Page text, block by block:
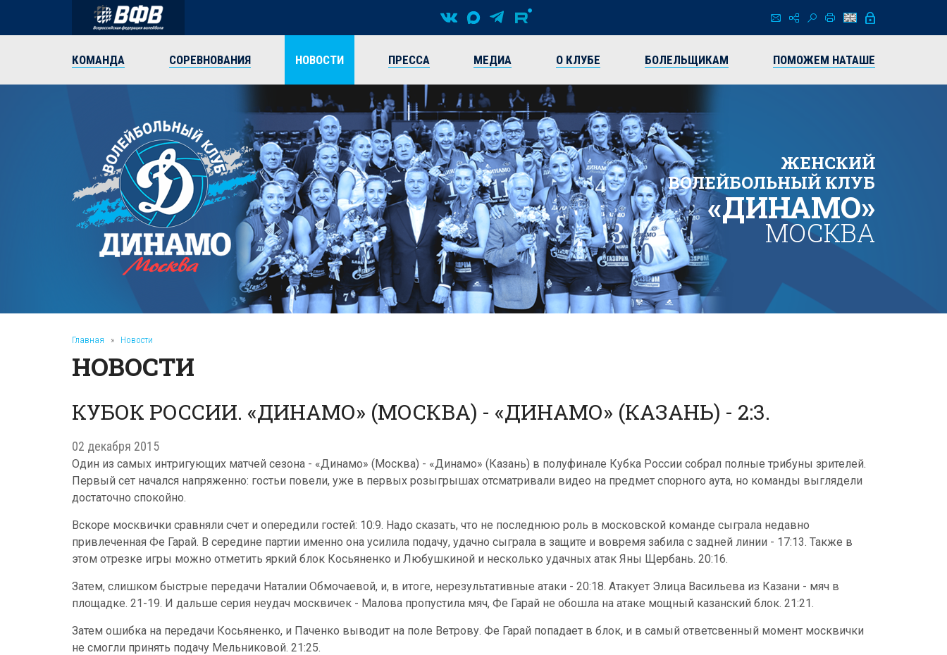
КОМАНДА СОРЕВНОВАНИЯ НОВОСТИ ПРЕССА МЕДИА О КЛУБЕ БОЛЕЛЬЩИКАМ ПОМОЖЕМ НАТАШЕ
ЖЕНСКИЙ
ВОЛЕЙБОЛЬНЫЙ КЛУБ
«ДИНАМО»
МОСКВА
Главная » Новости
НОВОСТИ
КУБОК РОССИИ. «ДИНАМО» (МОСКВА) - «ДИНАМО» (КАЗАНЬ) - 2:3.
02 декабря 2015
Один из самых интригующих матчей сезона - «Динамо» (Москва) - «Динамо» (Казань) в полуфинале Кубка России собрал полные трибуны зрителей.
Первый сет начался напряженно: гостьи повели, уже в первых розыгрышах отсматривали видео на предмет спорного аута, но команды выглядели
достаточно спокойно.
Вскоре москвички сравняли счет и опередили гостей: 10:9. Надо сказать, что не последнюю роль в московской команде сыграла недавно
привлеченная Фе Гарай. В середине партии именно она усилила подачу, удачно сыграла в защите и вовремя забила с задней линии - 17:13. Также в
этом отрезке игры можно отметить яркий блок Косьяненко и Любушкиной и несколько удачных атак Яны Щербань. 20:16.
Затем, слишком быстрые передачи Наталии Обмочаевой, и, в итоге, нерезультативные атаки - 20:18. Атакует Элица Васильева из Казани - мяч в
площадке. 21-19. И дальше серия неудач москвичек - Малова пропустила мяч, Фе Гарай не обошла на атаке мощный казанский блок. 21:21.
Затем ошибка на передачи Косьяненко, и Паченко выводит на поле Ветрову. Фе Гарай попадает в блок, и в самый ответсвенный момент москвички
не смогли принять подачу Мельниковой. 21:25.